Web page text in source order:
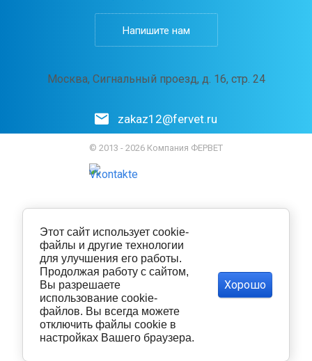
Напишите нам
Москва, Сигнальный проезд, д. 16, стр. 24
zakaz12@fervet.ru
© 2013 - 2026 Компания ФЕРВЕТ
Этот сайт использует cookie-
файлы и другие технологии
для улучшения его работы.
Продолжая работу с сайтом,
Вы разрешаете
использование cookie-
файлов. Вы всегда можете
отключить файлы cookie в
настройках Вашего браузера.
Хорошо